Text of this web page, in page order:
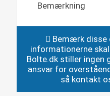
Bemærkning
Bemærk disse
informationerne
Bolte.dk stiller ingen
ansvar for
så kontakt